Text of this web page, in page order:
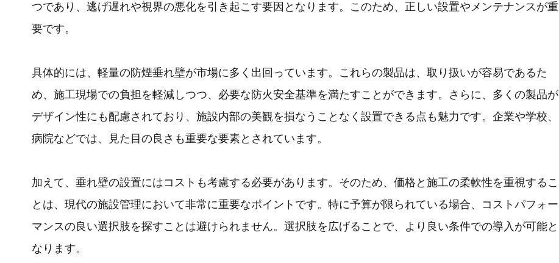
つであり、逃げ遅れや視界の悪化を引き起こす要因となります。このため、正しい設置やメンテナンスが重
要です。
具体的には、軽量の防煙垂れ壁が市場に多く出回っています。これらの製品は、取り扱いが容易であるた
め、施工現場での負担を軽減しつつ、必要な防火安全基準を満たすことができます。さらに、多くの製品が
デザイン性にも配慮されており、施設内部の美観を損なうことなく設置できる点も魅力です。企業や学校、
病院などでは、見た目の良さも重要な要素とされています。
加えて、垂れ壁の設置にはコストも考慮する必要があります。そのため、価格と施工の柔軟性を重視するこ
とは、現代の施設管理において非常に重要なポイントです。特に予算が限られている場合、コストパフォー
マンスの良い選択肢を探すことは避けられません。選択肢を広げることで、より良い条件での導入が可能と
なります。